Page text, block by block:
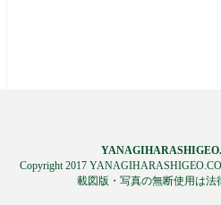
Copyright 2017
載図版・写真の無断使用は法